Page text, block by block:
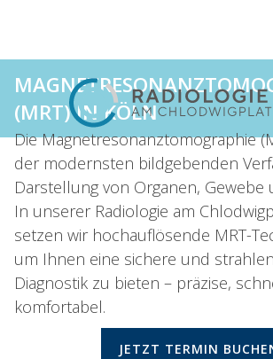
(MRT) IN KÖLN
Die Magnetresonanztomographie
der modernsten bildgebenden
Darstellung von Organen, Gewebe
In unserer Radiologie am
setzen wir hochauflösende MRT-
um Ihnen eine sichere und
Diagnostik zu bieten – präzise,
komfortabel.
JETZT TERMIN